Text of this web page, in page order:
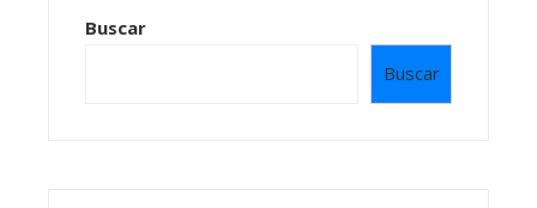
Buscar
Buscar